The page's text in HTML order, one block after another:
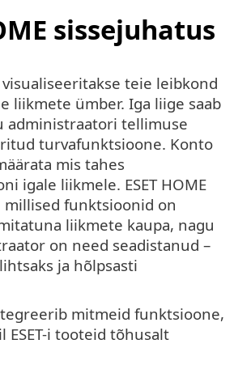
sissejuhatus
visualiseeritakse teie leibkond
liikmete ümber. Iga liige saab
administraatori tellimuse
turvafunktsioone. Konto
mis tahes
igale liikmele. ESET HOME
millised funktsioonid on
liikmete kaupa, nagu
on need seadistanud –
ja hõlpsasti
mitmeid funktsioone,
ESET-i tooteid tõhusalt